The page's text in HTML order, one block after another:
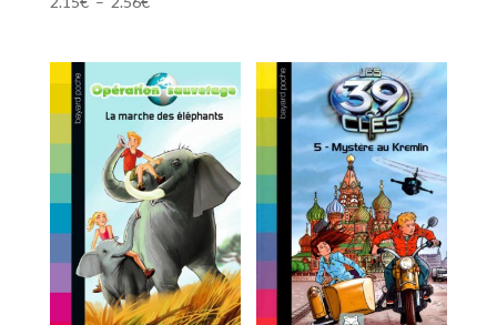
prix :
2.15€
à
2.56€